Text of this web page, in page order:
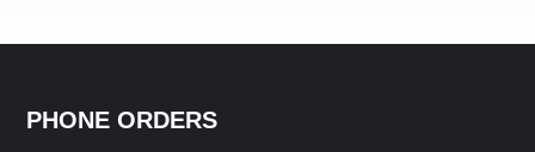
PHONE ORDERS